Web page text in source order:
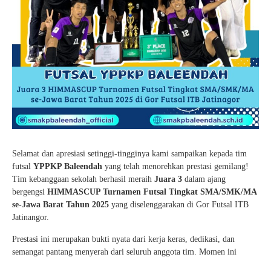
Selamat dan apresiasi setinggi-tingginya kami sampaikan kepada tim
futsal YPPKP Baleendah yang telah menorehkan prestasi gemilang!
Tim kebanggaan sekolah berhasil meraih Juara 3 dalam ajang
bergengsi HIMMASCUP Turnamen Futsal Tingkat SMA/SMK/MA
se-Jawa Barat Tahun 2025 yang diselenggarakan di Gor Futsal ITB
Jatinangor.
Prestasi ini merupakan bukti nyata dari kerja keras, dedikasi, dan
semangat pantang menyerah dari seluruh anggota tim. Momen ini